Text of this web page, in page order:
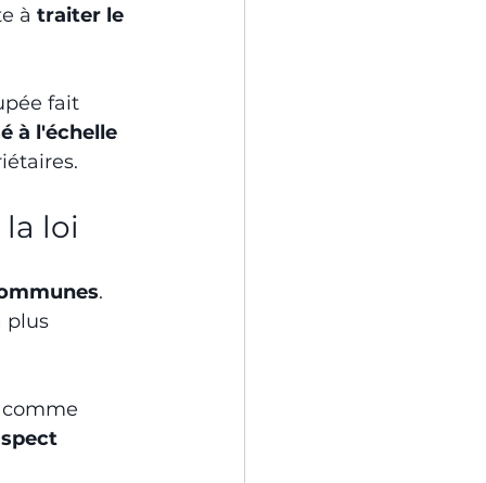
à traiter le
fait
à l'échelle
loi
.
plus